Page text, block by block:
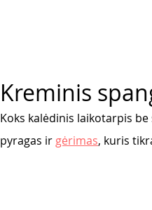
Kreminis
Koks kalėdinis laikotarpis
pyragas ir gėrimas, kuris